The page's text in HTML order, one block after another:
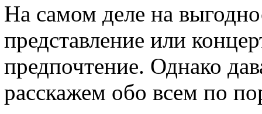
На самом деле на
представление или
предпочтение. Однако
расскажем обо всем по